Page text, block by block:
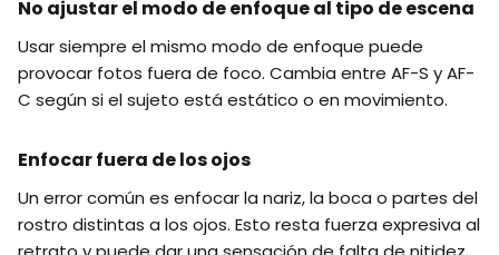
No ajustar el modo de enfoque al tipo de escena
Usar siempre el mismo modo de enfoque puede
provocar fotos fuera de foco. Cambia entre AF-S y AF-
C según si el sujeto está estático o en movimiento.
Enfocar fuera de los ojos
Un error común es enfocar la nariz, la boca o partes del
rostro distintas a los ojos. Esto resta fuerza expresiva al